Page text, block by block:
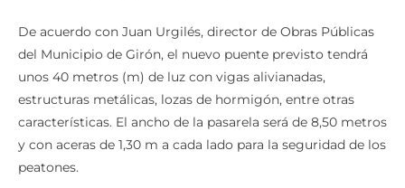
De acuerdo con Juan Urgilés, director de Obras Públicas
del Municipio de Girón, el nuevo puente previsto tendrá
unos 40 metros (m) de luz con vigas alivianadas,
estructuras metálicas, lozas de hormigón, entre otras
características. El ancho de la pasarela será de 8,50 metros
y con aceras de 1,30 m a cada lado para la seguridad de los
peatones.